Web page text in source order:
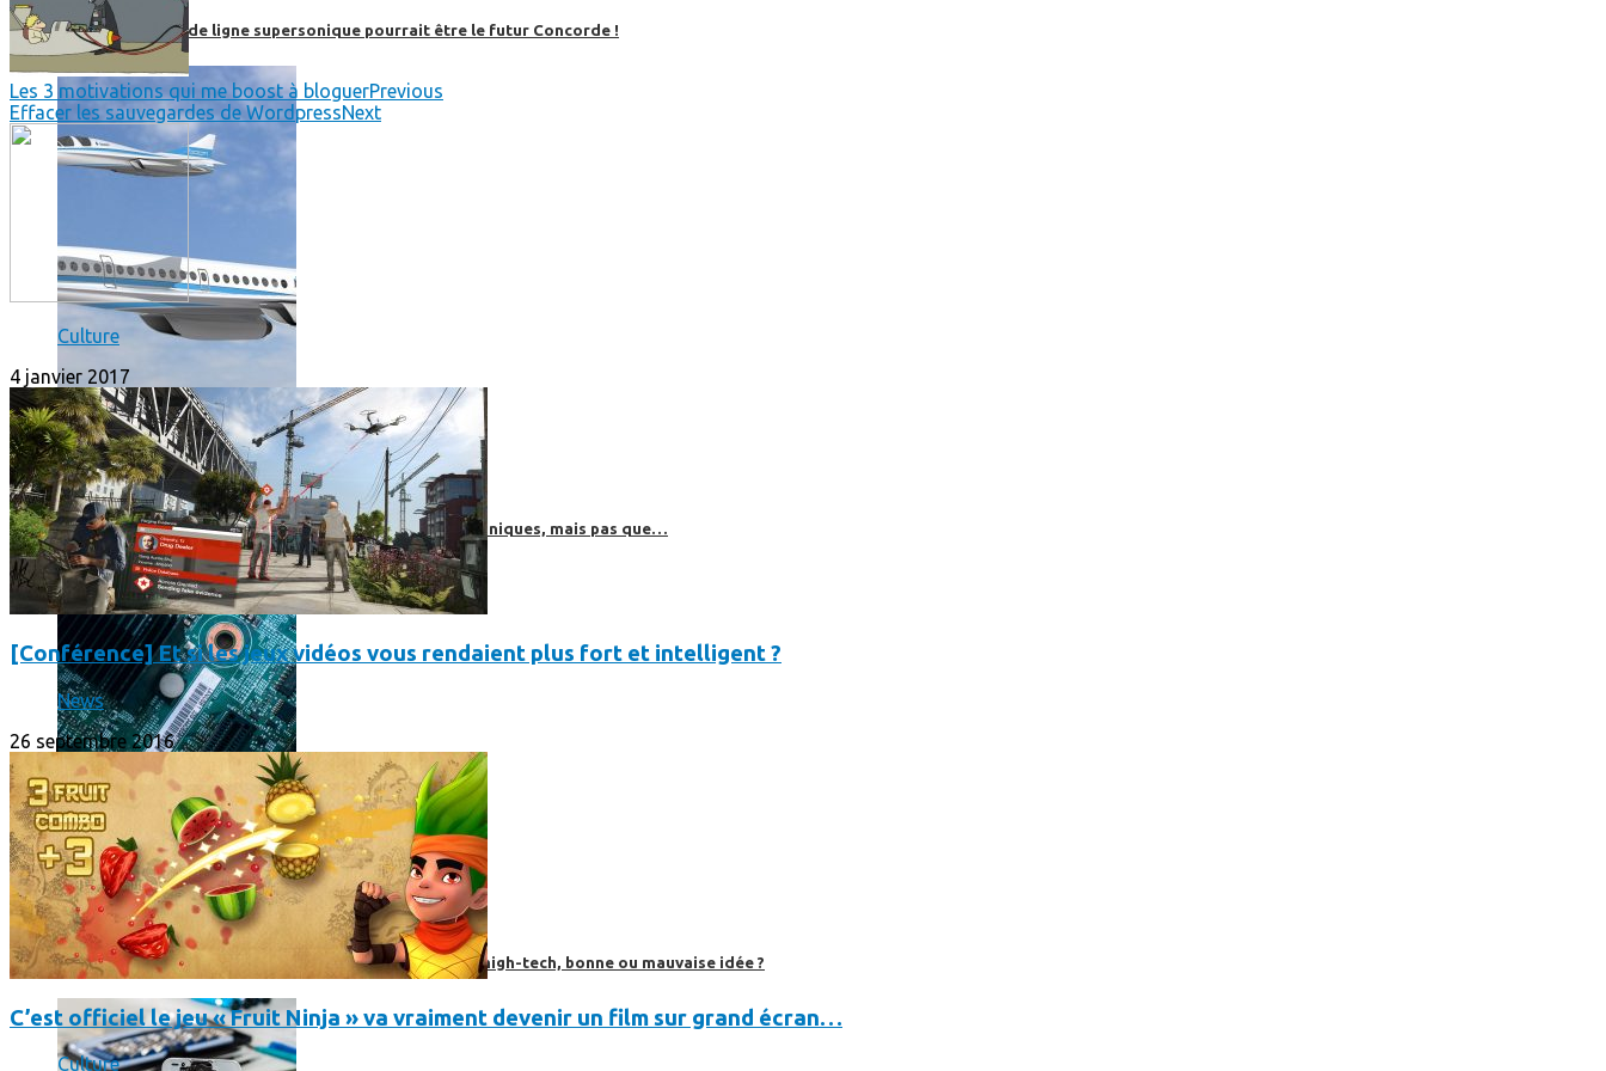
Boom, cet avion de ligne supersonique pourrait être le futur Concorde !
High-Tech
High-Tech
Les circuits imprimés, le coeur de nos appareils électroniques, mais pas que…
Prendre une extension de garantie pour vos appareils high-tech, bonne ou mauvaise idée ?
Les 3 motivations qui me boost à bloguerPrevious
Effacer les sauvegardes de WordpressNext
Culture
4 janvier 2017
[Conférence] Et si les jeux vidéos vous rendaient plus fort et intelligent ?
News
26 septembre 2016
C’est officiel le jeu « Fruit Ninja » va vraiment devenir un film sur grand écran…
Culture